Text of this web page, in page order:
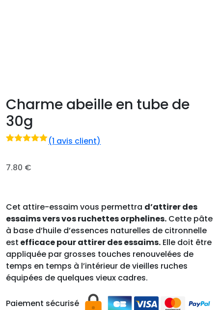
Charme abeille en tube de
30g
sur
notation
(1 avis client)
7.80 €
Cet attire-essaim vous permettra d’attirer des
essaims vers vos ruchettes orphelines. Cette pâte
à base d’huile d’essences naturelles de citronnelle
est efficace pour attirer des essaims. Elle doit être
appliquée par grosses touches renouvelées de
temps en temps à l’intérieur de vieilles ruches
équipées de quelques vieux cadres.
Paiement sécurisé